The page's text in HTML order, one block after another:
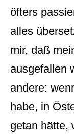
öfters
alles
mir, daß
ausgefallen
andere:
habe, in
getan hätte,